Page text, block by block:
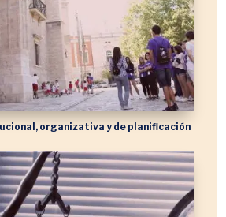
organizativa y de planificación